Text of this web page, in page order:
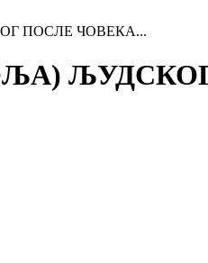
ПОСЛЕ ЧОВЕКА...